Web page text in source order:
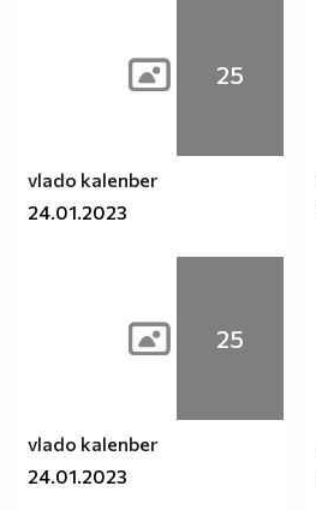
25
vlado kalenber
24.01.2023
25
vlado kalenber
24.01.2023